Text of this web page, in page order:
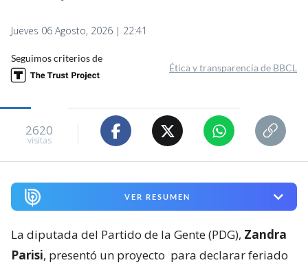
Jueves 06 Agosto, 2026 | 22:41
Seguimos criterios de
Ética y transparencia de BBCL
2620
visitas
VER RESUMEN
La diputada del Partido de la Gente (PDG), Zandra
Parisi, presentó un proyecto para declarar feriado